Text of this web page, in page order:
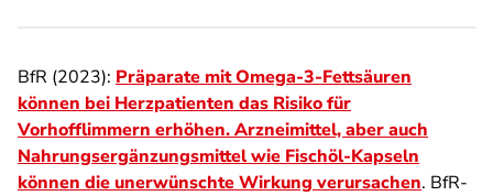
BfR (2023): Präparate mit Omega-3-Fettsäuren
können bei Herzpatienten das Risiko für
Vorhofflimmern erhöhen. Arzneimittel, aber auch
Nahrungsergänzungsmittel wie Fischöl-Kapseln
können die unerwünschte Wirkung verursachen. BfR-